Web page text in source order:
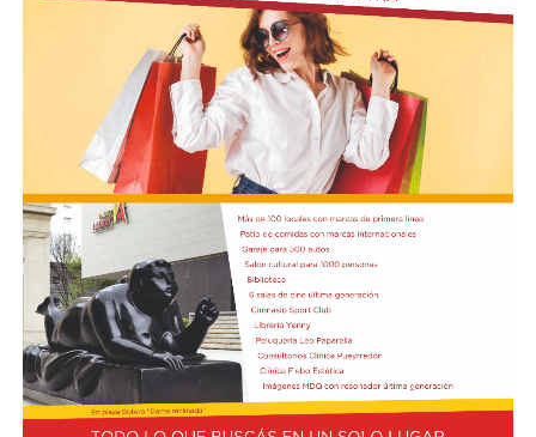
En relación al Ciclo Mes de la Niñez, este viernes 7 de
agosto a las 17:30 se presentarán “Los cuentos de
Charo” y la narración de poesías populares infantiles a
cargo de María del Rosario Gerez Martínez.
En tanto, el viernes 21 a las 17:30 se desarrollará “El
Cerebro Mágico: construyendo preguntas, respuestas y
circuitos”, a cargo de María Paula Algote. Se trata de un
taller práctico de arte, ciencia y tecnología en el que al
finalizar cada participante se lleva su propia creación
terminada. Es una actividad arancelada (incluye
materiales) destinada a niños a partir de los 6 años.
Los participantes menores de 8 años deberán asistir
acompañados por una persona adulta (menores